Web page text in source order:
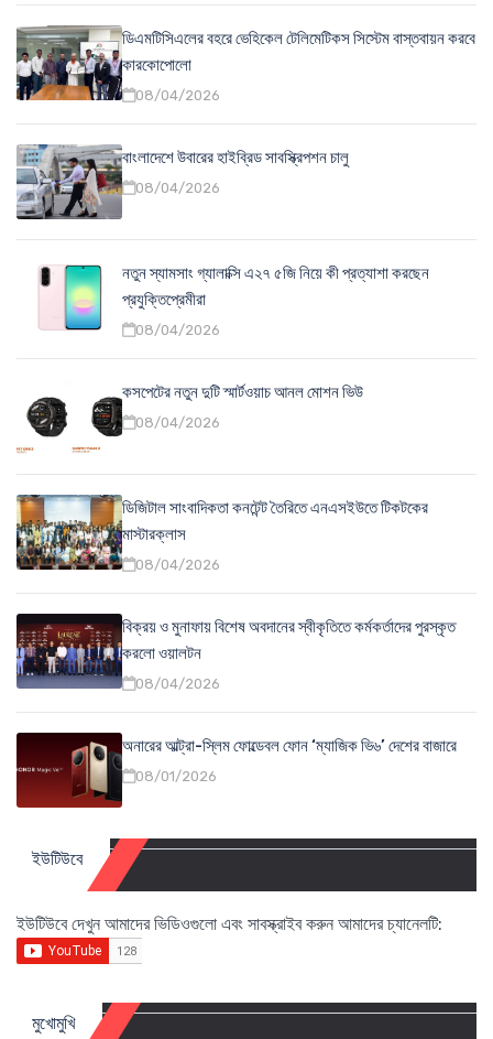
ডিএমটিসিএলের বহরে ভেহিকেল টেলিমেটিকস সিস্টেম বাস্তবায়ন করবে
কারকোপোলো
08/04/2026
বাংলাদেশে উবারের হাইব্রিড সাবস্ক্রিপশন চালু
08/04/2026
নতুন স্যামসাং গ্যালাক্সি এ২৭ ৫জি নিয়ে কী প্রত্যাশা করছেন
প্রযুক্তিপ্রেমীরা
08/04/2026
কসপেটের নতুন দুটি স্মার্টওয়াচ আনল মোশন ভিউ
08/04/2026
ডিজিটাল সাংবাদিকতা কনটেন্ট তৈরিতে এনএসইউতে টিকটকের
মাস্টারক্লাস
08/04/2026
বিক্রয় ও মুনাফায় বিশেষ অবদানের স্বীকৃতিতে কর্মকর্তাদের পুরস্কৃত
করলো ওয়ালটন
08/04/2026
অনারের আল্ট্রা-স্লিম ফোল্ডেবল ফোন ‘ম্যাজিক ভি৬’ দেশের বাজারে
08/01/2026
ইউটিউবে
ইউটিউবে দেখুন আমাদের ভিডিওগুলো এবং সাবস্ক্রাইব করুন আমাদের চ্যানেলটি:
মুখোমুখি